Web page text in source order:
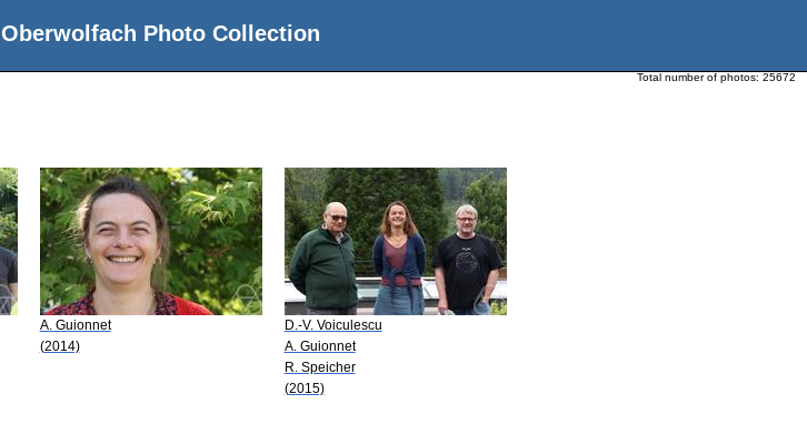
Oberwolfach Photo Collection
Total number of photos: 25672
A. Guionnet
(2014)
D.-V. Voiculescu
A. Guionnet
R. Speicher
(2015)